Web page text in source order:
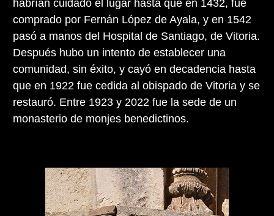
habrían cuidado el lugar hasta que en 1432, fue
comprado por Fernán López de Ayala, y en 1542
pasó a manos del Hospital de Santiago, de Vitoria.
Después hubo un intento de establecer una
comunidad, sin éxito, y cayó en decadencia hasta
que en 1922 fue cedida al obispado de Vitoria y se
restauró. Entre 1923 y 2022 fue la sede de un
monasterio de monjes benedictinos.